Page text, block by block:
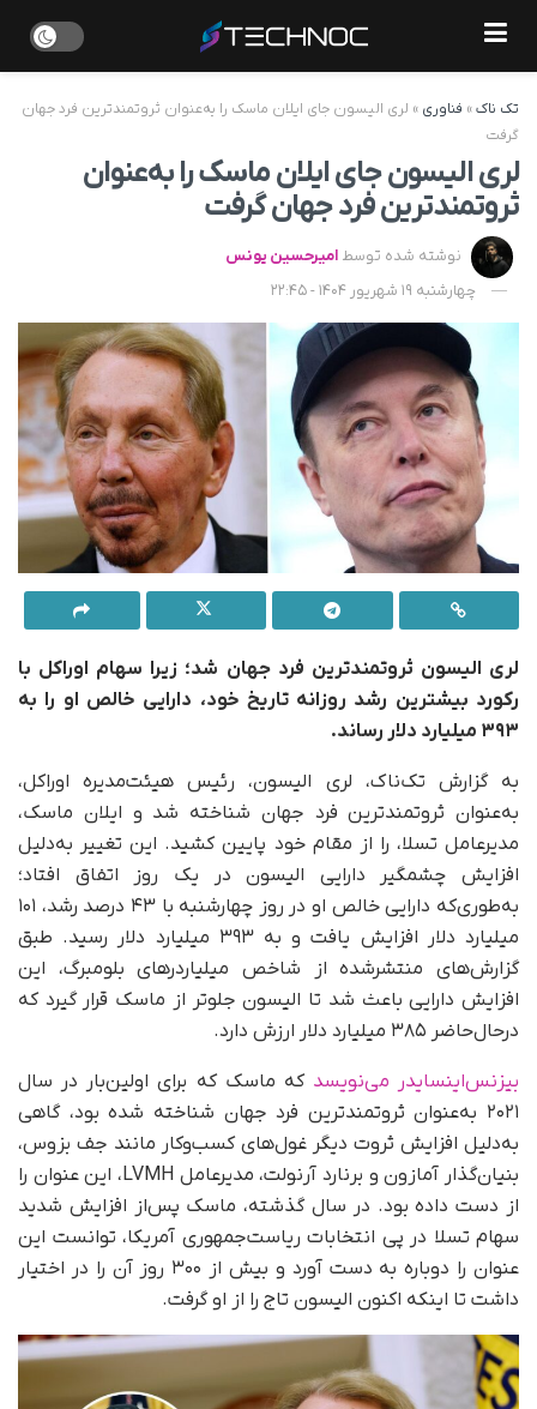
تک ناک» فناوری » لری الیسون جای ایلان ماسک را به‌عنوان ثروتمندترین فرد جهان
گرفت
لری الیسون جای ایلان ماسک را به‌عنوان
ثروتمندترین فرد جهان گرفت
نوشته شده توسط امیرحسین یونس
چهارشنبه 19 شهریور 1404 - 22:45
لری الیسون ثروتمندترین فرد جهان شد؛ زیرا سهام اوراکل با
رکورد بیشترین رشد روزانه تاریخ خود، دارایی خالص او را به
۳۹۳ میلیارد دلار رساند.
به گزارش تک‌ناک، لری الیسون، رئیس هیئت‌مدیره اوراکل،
به‌عنوان ثروتمندترین فرد جهان شناخته شد و ایلان ماسک،
مدیرعامل تسلا، را از مقام خود پایین کشید. این تغییر به‌دلیل
افزایش چشمگیر دارایی الیسون در یک روز اتفاق افتاد؛
به‌طوری‌که دارایی خالص او در روز چهارشنبه با ۴۳ درصد رشد، ۱۰۱
میلیارد دلار افزایش یافت و به ۳۹۳ میلیارد دلار رسید. طبق
گزارش‌های منتشرشده از شاخص میلیاردرهای بلومبرگ، این
افزایش دارایی باعث شد تا الیسون جلوتر از ماسک قرار گیرد که
در‌حال‌حاضر ۳۸۵ میلیارد دلار ارزش دارد.
بیزنس‌اینسایدر می‌نویسد که ماسک که برای اولین‌بار در سال
۲۰۲۱ به‌عنوان ثروتمندترین فرد جهان شناخته شده بود، گاهی
به‌دلیل افزایش ثروت دیگر غول‌های کسب‌وکار مانند جف بزوس،
بنیان‌گذار آمازون و برنارد آرنولت، مدیرعامل LVMH، این عنوان را
از دست داده بود. در سال گذشته، ماسک پس‌از افزایش شدید
سهام تسلا در پی انتخابات ریاست‌جمهوری آمریکا، توانست این
عنوان را دوباره به دست آورد و بیش از ۳۰۰ روز آن را در اختیار
داشت تا اینکه اکنون الیسون تاج را از او گرفت.